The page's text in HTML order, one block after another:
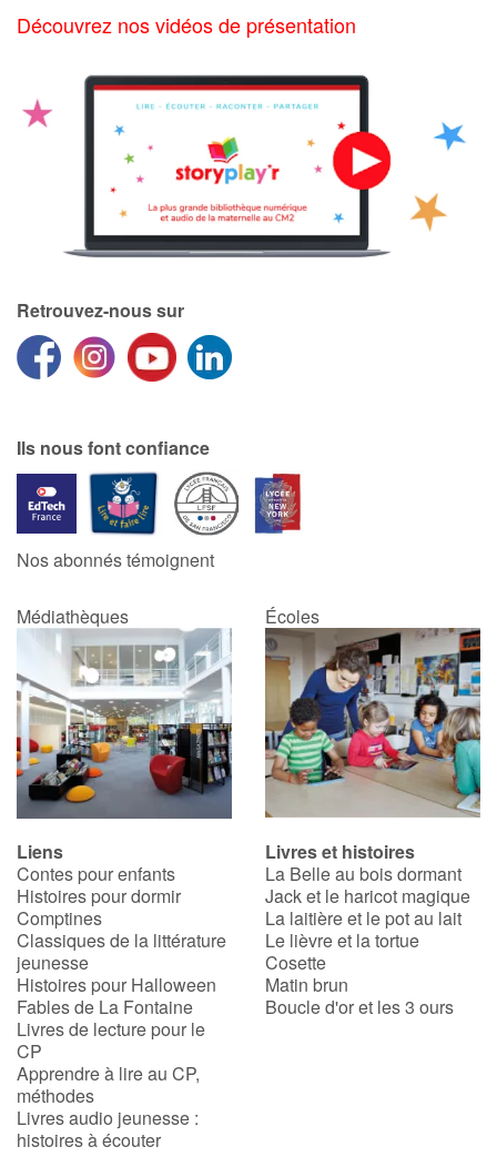
Découvrez nos vidéos de présentation
Retrouvez-nous sur
Ils nous font confiance
Nos abonnés témoignent
Médiathèques Écoles
Liens
Contes pour enfants
Histoires pour dormir
Comptines
Classiques de la littérature
jeunesse
Histoires pour Halloween
Fables de La Fontaine
Livres de lecture pour le
CP
Apprendre à lire au CP,
méthodes
Livres audio jeunesse :
histoires à écouter
Livres et histoires
La Belle au bois dormant
Jack et le haricot magique
La laitière et le pot au lait
Le lièvre et la tortue
Cosette
Matin brun
Boucle d'or et les 3 ours